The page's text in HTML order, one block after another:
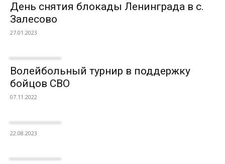
День снятия блокады Ленинграда в с.
Залесово
27.01.2023
Волейбольный турнир в поддержку
бойцов СВО
07.11.2022
22.08.2023